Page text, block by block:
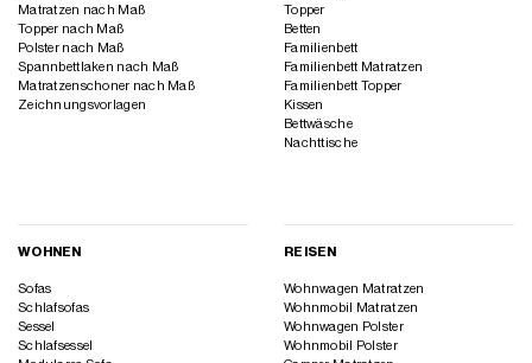
Matratzen nach Maß
Topper nach Maß
Polster nach Maß
Spannbettlaken nach Maß
Matratzenschoner nach Maß
Zeichnungsvorlagen
Topper
Betten
Familienbett
Familienbett Matratzen
Familienbett Topper
Kissen
Bettwäsche
Nachttische
WOHNEN
Sofas
Schlafsofas
Sessel
Schlafsessel
REISEN
Wohnwagen Matratzen
Wohnmobil Matratzen
Wohnwagen Polster
Wohnmobil Polster